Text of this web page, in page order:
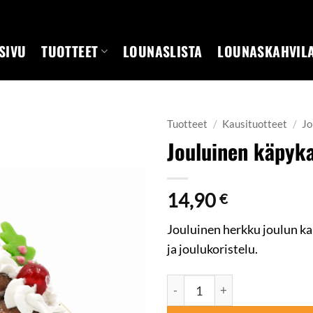
TUOTTEET LOUNASLISTA
Tuotteet / Kausituotteet /
Jouluinen
14,90 €
Jouluinen herkku joulun
ja joulukoristelu.